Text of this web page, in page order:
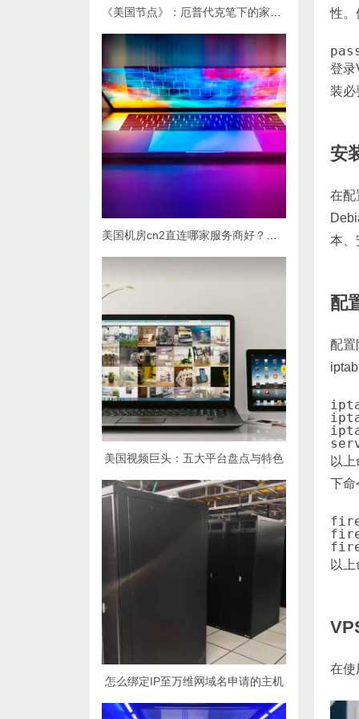
性。
登录
装必
安
在配
本、
配
配
以
下命
以
在使
美国视频巨头：五大平台盘点与特色
怎么绑定IP至万维网域名申请的主机